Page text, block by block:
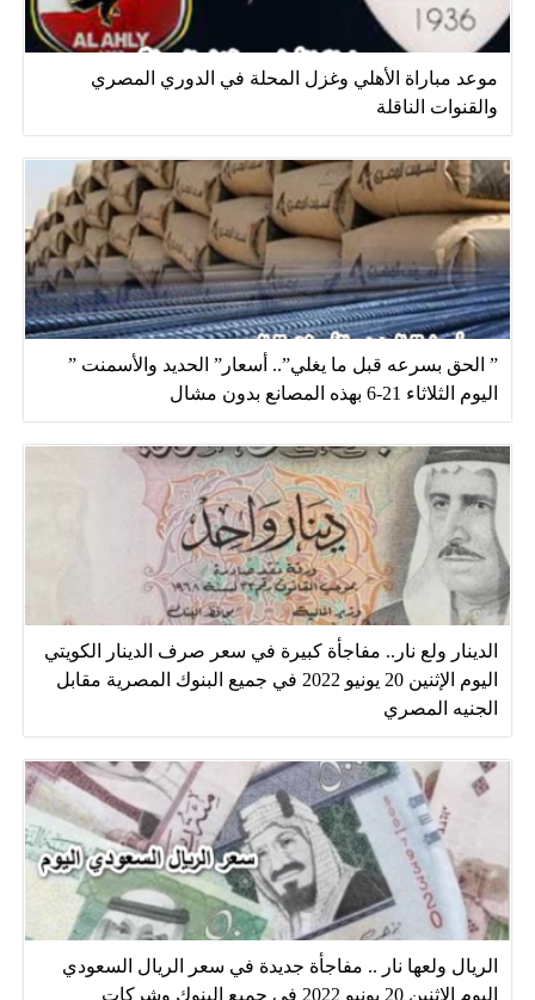
موعد مباراة الأهلي وغزل المحلة في الدوري المصري
والقنوات الناقلة
” الحق بسرعه قبل ما يغلي”.. أسعار” الحديد والأسمنت ”
اليوم الثلاثاء 21-6 بهذه المصانع بدون مشال
الدينار ولع نار.. مفاجأة كبيرة في سعر صرف الدينار الكويتي
اليوم الإثنين 20 يونيو 2022 في جميع البنوك المصرية مقابل
الجنيه المصري
الريال ولعها نار .. مفاجأة جديدة في سعر الريال السعودي
اليوم الإثنين 20 يونيو 2022 في جميع البنوك وشركات